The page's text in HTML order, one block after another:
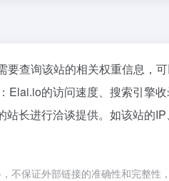
要查询该站的相关权重信息，
Elai.io的访问速度、搜索引擎
长进行洽谈提供。如该站的IP
不保证外部链接的准确性和完整